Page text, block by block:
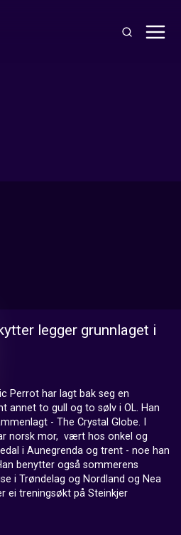
legger grunnlaget i
Perrot har lagt bak seg en
annet to gull og to sølv i OL. Han
- The Crystal Globe. I
norsk mor,  vært hos onkel og
i Aunegrenda og trent - noe han
benytter også sommerens
i Trøndelag og Nordland og Nea
ei treningsøkt på Steinkjer